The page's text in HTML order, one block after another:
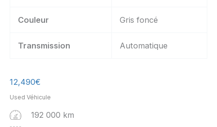
Couleur Gris foncé
Transmission Automatique
12,490€
Used Véhicule
192 000 km